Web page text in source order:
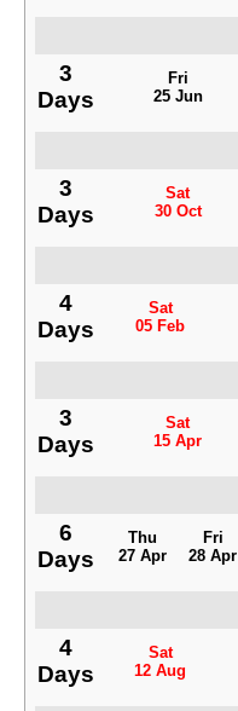
3
Days
Fri
25 Jun
3
Days
Sat
30 Oct
4
Days
Sat
05 Feb
3
Days
Sat
15 Apr
6
Days
Thu
27 Apr
Fri
28 Apr
4
Days
Sat
12 Aug